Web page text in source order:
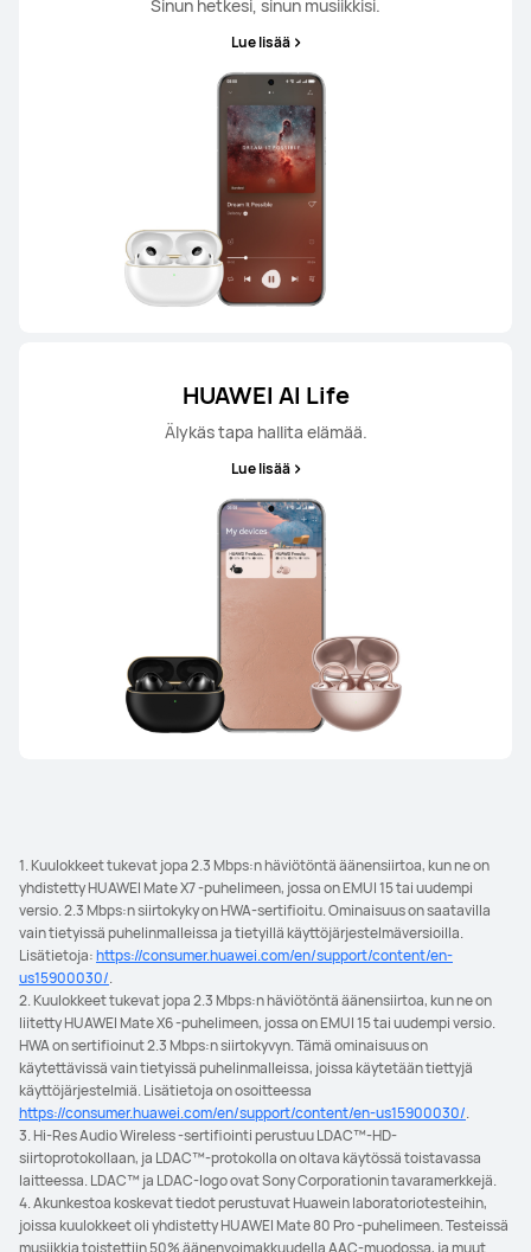
Sinun hetkesi, sinun musiikkisi.
Lue lisää
HUAWEI AI Life
Älykäs tapa hallita elämää.
Lue lisää
1. Kuulokkeet tukevat jopa 2.3 Mbps:n häviötöntä äänensiirtoa, kun ne on
yhdistetty HUAWEI Mate X7 -puhelimeen, jossa on EMUI 15 tai uudempi
versio. 2.3 Mbps:n siirtokyky on HWA-sertifioitu. Ominaisuus on saatavilla
vain tietyissä puhelinmalleissa ja tietyillä käyttöjärjestelmäversioilla.
Lisätietoja:https://consumer.huawei.com/en/support/content/en-
us15900030/.
2. Kuulokkeet tukevat jopa 2.3 Mbps:n häviötöntä äänensiirtoa, kun ne on
liitetty HUAWEI Mate X6 -puhelimeen, jossa on EMUI 15 tai uudempi versio.
HWA on sertifioinut 2.3 Mbps:n siirtokyvyn. Tämä ominaisuus on
käytettävissä vain tietyissä puhelinmalleissa, joissa käytetään tiettyjä
käyttöjärjestelmiä. Lisätietoja on osoitteessa
https://consumer.huawei.com/en/support/content/en-us15900030/.
3. Hi-Res Audio Wireless -sertifiointi perustuu LDAC™-HD-
siirtoprotokollaan, ja LDAC™-protokolla on oltava käytössä toistavassa
laitteessa. LDAC™ ja LDAC-logo ovat Sony Corporationin tavaramerkkejä.
4. Akunkestoa koskevat tiedot perustuvat Huawein laboratoriotesteihin,
joissa kuulokkeet oli yhdistetty HUAWEI Mate 80 Pro -puhelimeen. Testeissä
musiikkia toistettiin 50% äänenvoimakkuudella AAC-muodossa, ja muut